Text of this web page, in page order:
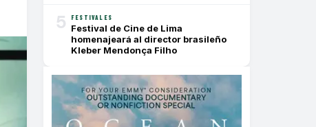
5 FESTIVALES
Festival de Cine de Lima
homenajeará al director brasileño
Kleber Mendonça Filho